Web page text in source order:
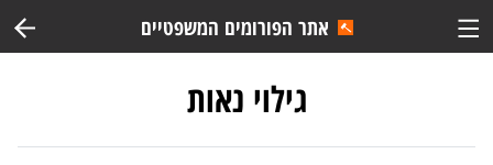
אתר הפורומים המשפטיים
גילוי נאות